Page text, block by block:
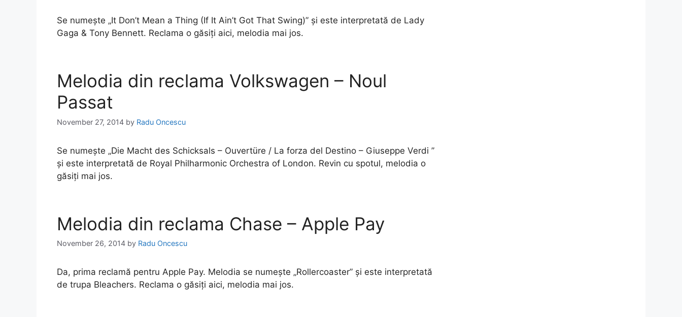
Se numește „It Don’t Mean a Thing (If It Ain’t Got That Swing)” și este interpretată de Lady
Gaga & Tony Bennett. Reclama o găsiți aici, melodia mai jos.
Melodia din reclama Volkswagen – Noul
Passat
November 27, 2014 by Radu Oncescu
Se numește „Die Macht des Schicksals – Ouvertüre / La forza del Destino – Giuseppe Verdi ”
și este interpretată de Royal Philharmonic Orchestra of London. Revin cu spotul, melodia o
găsiți mai jos.
Melodia din reclama Chase – Apple Pay
November 26, 2014 by Radu Oncescu
Da, prima reclamă pentru Apple Pay. Melodia se numește „Rollercoaster” și este interpretată
de trupa Bleachers. Reclama o găsiți aici, melodia mai jos.